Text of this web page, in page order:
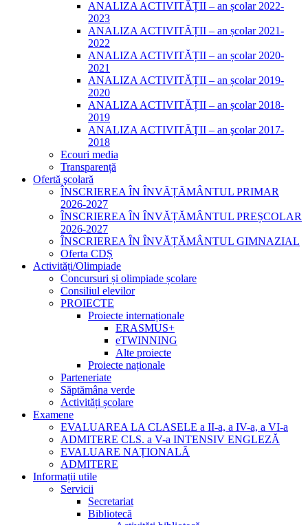
ANALIZA ACTIVITĂȚII – an școlar 2022-
2023
ANALIZA ACTIVITĂȚII – an școlar 2021-
2022
ANALIZA ACTIVITĂȚII – an școlar 2020-
2021
ANALIZA ACTIVITĂȚII – an școlar 2019-
2020
ANALIZA ACTIVITĂȚII – an școlar 2018-
2019
ANALIZA ACTIVITĂŢII – an şcolar 2017-
2018
Ecouri media
Transparență
Ofertă şcolară
ÎNSCRIEREA ÎN ÎNVĂȚĂMÂNTUL PRIMAR
2026-2027
ÎNSCRIEREA ÎN ÎNVĂȚĂMÂNTUL PREȘCOLAR
2026-2027
ÎNSCRIEREA ÎN ÎNVĂȚĂMÂNTUL GIMNAZIAL
Oferta CDȘ
Activități/Olimpiade
Concursuri și olimpiade școlare
Consiliul elevilor
PROIECTE
Proiecte internaționale
ERASMUS+
eTWINNING
Alte proiecte
Proiecte naționale
Parteneriate
Săptămâna verde
Activități școlare
Examene
EVALUAREA LA CLASELE a II-a, a IV-a, a VI-a
ADMITERE CLS. a V-a INTENSIV ENGLEZĂ
EVALUARE NAȚIONALĂ
ADMITERE
Informații utile
Servicii
Secretariat
Bibliotecă